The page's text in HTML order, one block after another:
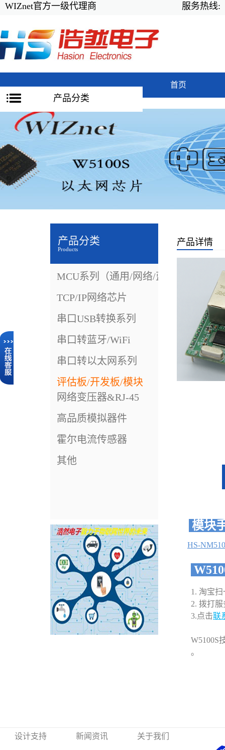
WIZnet官方一级代理商 服务热线:
产品分类
首页
产品分类
Products
MCU系列（通用/网络/蓝牙）
TCP/IP网络芯片
串口USB转换系列
串口转蓝牙/WiFi
串口转以太网系列
评估板/开发板/模块
网络变压器&RJ-45
高品质模拟器件
霍尔电流传感器
其他
产品详情
模块
HS-
1. 淘宝
2. 拨打服
3.点击联
W5100S
。
设计支持 新闻资讯 关于我们